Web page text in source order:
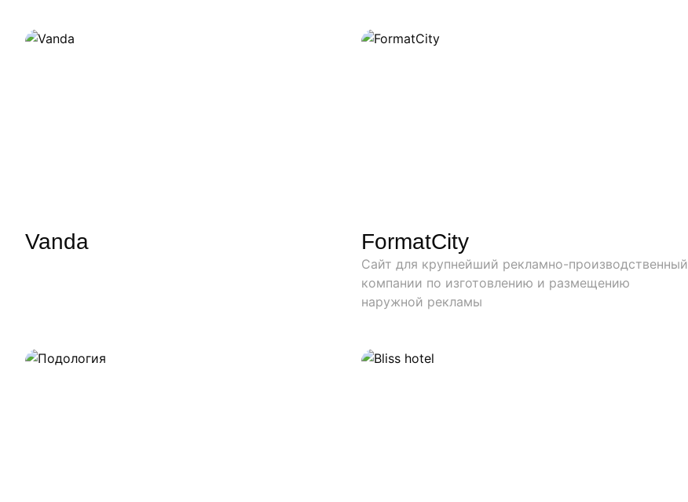
Наши работы
Vanda FormatCity
Сайт для крупнейший рекламно-производственный
компании по изготовлению и размещению
наружной рекламы